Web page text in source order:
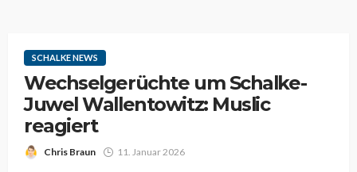
SCHALKE NEWS
Wechselgerüchte um Schalke-
Juwel Wallentowitz: Muslic
reagiert
Chris Braun 11. Januar 2026